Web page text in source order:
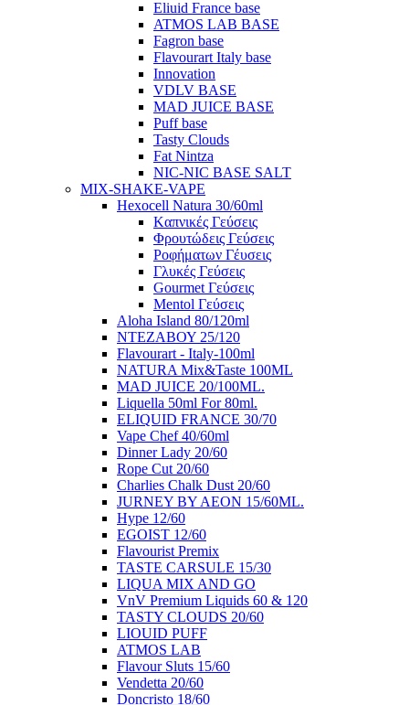
Eliuid France base
ATMOS LAB BASE
Fagron base
Flavourart Italy base
Innovation
VDLV BASE
MAD JUICE BASE
Puff base
Tasty Clouds
Fat Nintza
NIC-NIC BASE SALT
MIX-SHAKE-VAPE
Hexocell Natura 30/60ml
Kαπνικές Γεύσεις
Φρουτώδεις Γεύσεις
Ροφήματων Γέυσεις
Γλυκές Γεύσεις
Gourmet Γεύσεις
Mentol Γεύσεις
Aloha Island 80/120ml
ΝΤΕΖΑΒΟΥ 25/120
Flavourart - Italy-100ml
NATURA Mix&Taste 100ML
MAD JUICE 20/100ML.
Liquella 50ml For 80ml.
ELIQUID FRANCE 30/70
Vape Chef 40/60ml
Dinner Lady 20/60
Rope Cut 20/60
Charlies Chalk Dust 20/60
JURNEY BY AEON 15/60ML.
Hype 12/60
EGOIST 12/60
Flavourist Premix
ΤΑSTE CARSULE 15/30
LIQUA MIX AND GO
VnV Premium Liquids 60 & 120
TASTY CLOUDS 20/60
LIOUID PUFF
ATMOS LAB
Flavour Sluts 15/60
Vendetta 20/60
Doncristo 18/60